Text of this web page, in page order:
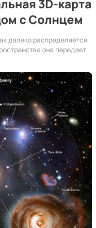
3D-карта
с Солнцем
далеко распределяется
она передает